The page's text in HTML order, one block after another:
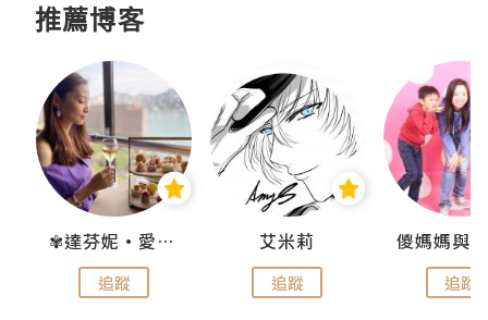
推薦博客
✾達芬妮•愛孩子•愛生活✾
追蹤
艾米莉
追蹤 追蹤